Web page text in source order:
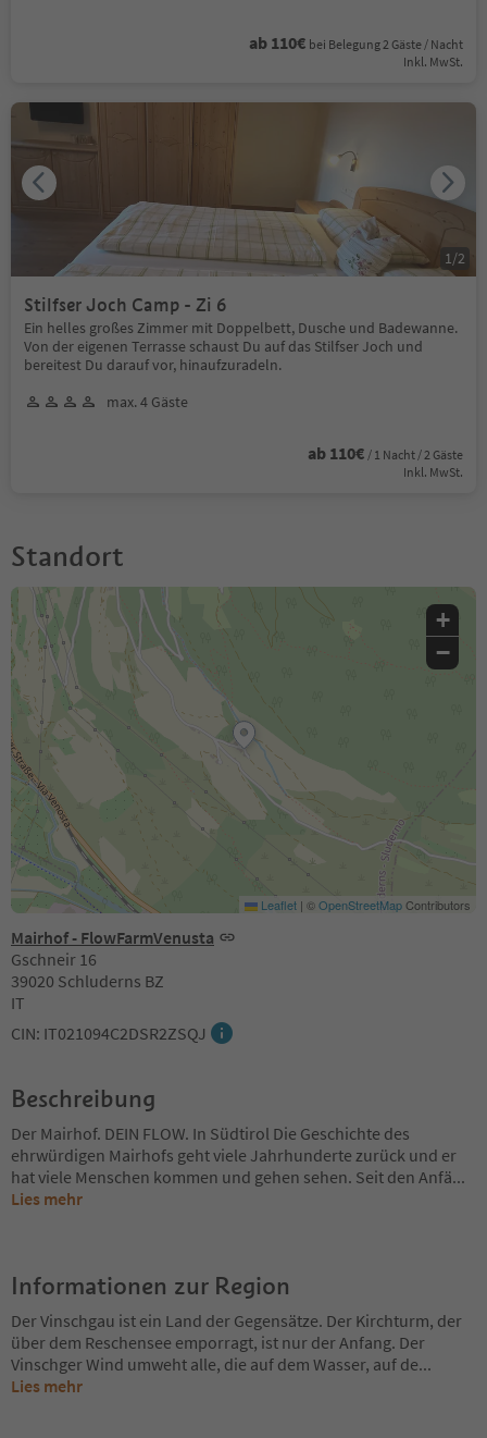
ab 110€ bei Belegung 2 Gäste / Nacht
Inkl. MwSt.
Stilfser Joch Camp - Zi 6
Ein helles großes Zimmer mit Doppelbett, Dusche und Badewanne.
Von der eigenen Terrasse schaust Du auf das Stilfser Joch und
bereitest Du darauf vor, hinaufzuradeln.
max. 4 Gäste
ab 110€ / 1 Nacht / 2 Gäste
Inkl. MwSt.
1 /2
Standort
Mairhof - FlowFarmVenusta
Gschneir 16
39020 Schluderns BZ
IT
CIN: IT021094C2DSR2ZSQJ
+
−
Leaflet | ©OpenStreetMapContributors
Beschreibung
Der Mairhof. DEIN FLOW. In Südtirol Die Geschichte des
ehrwürdigen Mairhofs geht viele Jahrhunderte zurück und er
hat viele Menschen kommen und gehen sehen. Seit den Anfä...
Lies mehr
Informationen zur Region
Der Vinschgau ist ein Land der Gegensätze. Der Kirchturm, der
über dem Reschensee emporragt, ist nur der Anfang. Der
Vinschger Wind umweht alle, die auf dem Wasser, auf de...
Lies mehr